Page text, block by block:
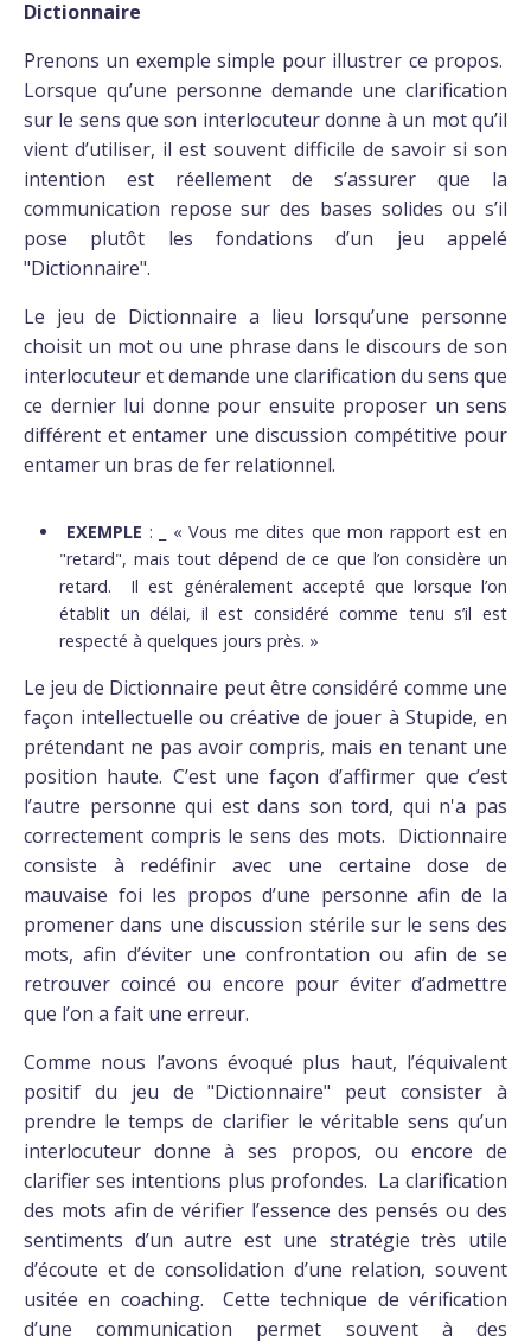
Dictionnaire
Prenons un exemple simple pour illustrer ce propos.
Lorsque qu’une personne demande une clarification
sur le sens que son interlocuteur donne à un mot qu’il
vient d’utiliser, il est souvent difficile de savoir si son
intention est réellement de s’assurer que la
communication repose sur des bases solides ou s’il
pose plutôt les fondations d’un jeu appelé
"Dictionnaire".
Le jeu de Dictionnaire a lieu lorsqu’une personne
choisit un mot ou une phrase dans le discours de son
interlocuteur et demande une clarification du sens que
ce dernier lui donne pour ensuite proposer un sens
différent et entamer une discussion compétitive pour
entamer un bras de fer relationnel.
EXEMPLE : _ « Vous me dites que mon rapport est en
"retard", mais tout dépend de ce que l’on considère un
retard. Il est généralement accepté que lorsque l’on
établit un délai, il est considéré comme tenu s’il est
respecté à quelques jours près. »
Le jeu de Dictionnaire peut être considéré comme une
façon intellectuelle ou créative de jouer à Stupide, en
prétendant ne pas avoir compris, mais en tenant une
position haute. C’est une façon d’affirmer que c’est
l’autre personne qui est dans son tord, qui n'a pas
correctement compris le sens des mots. Dictionnaire
consiste à redéfinir avec une certaine dose de
mauvaise foi les propos d’une personne afin de la
promener dans une discussion stérile sur le sens des
mots, afin d’éviter une confrontation ou afin de se
retrouver coincé ou encore pour éviter d’admettre
que l’on a fait une erreur.
Comme nous l’avons évoqué plus haut, l’équivalent
positif du jeu de "Dictionnaire" peut consister à
prendre le temps de clarifier le véritable sens qu’un
interlocuteur donne à ses propos, ou encore de
clarifier ses intentions plus profondes. La clarification
des mots afin de vérifier l’essence des pensés ou des
sentiments d’un autre est une stratégie très utile
d’écoute et de consolidation d’une relation, souvent
usitée en coaching. Cette technique de vérification
d’une communication permet souvent à des